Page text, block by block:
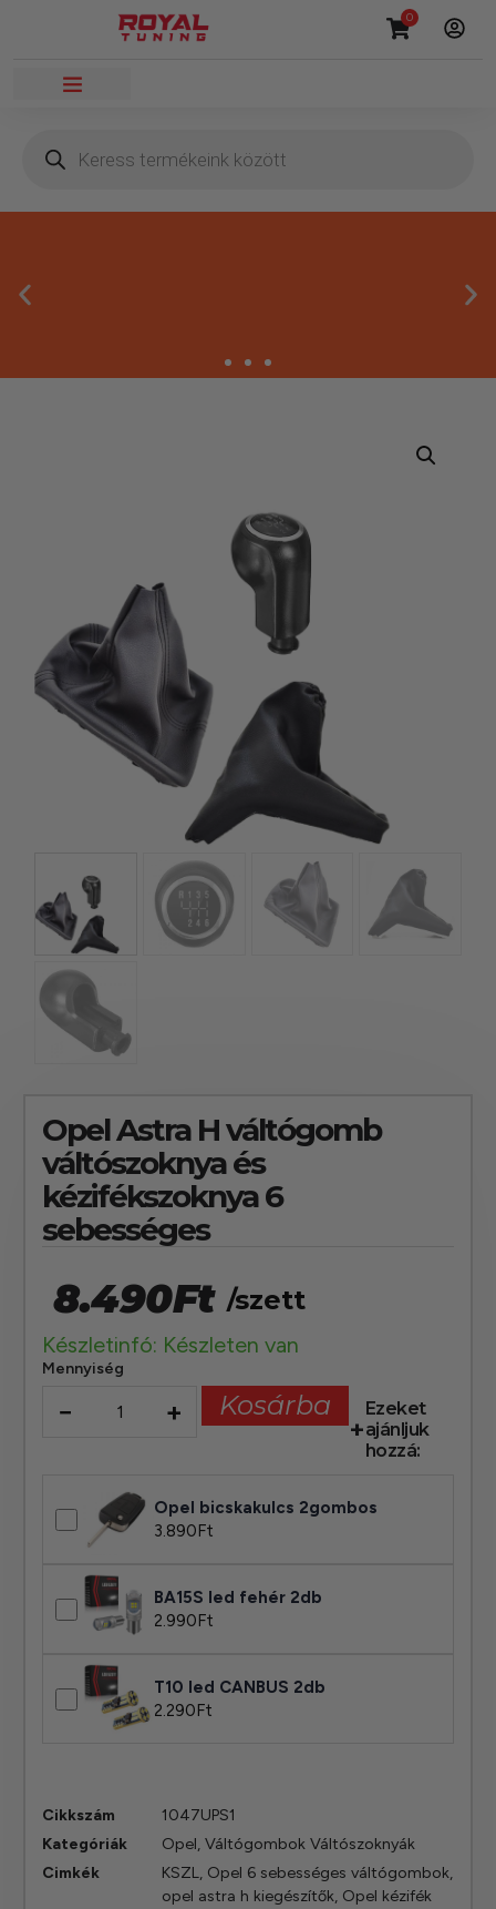
0
kézhez kapd a csomagod.
Opel Astra H váltógomb
váltószoknya és
kézifékszoknya 6
sebességes
8.490Ft /szett
Készletinfó: Készleten van
Mennyiség
− + Kosárba
Ezeket
ajánljuk
hozzá:
Opel bicskakulcs 2gombos
3.890Ft
BA15S led fehér 2db
2.990Ft
T10 led CANBUS 2db
2.290Ft
Cikkszám
1047UPS1
Kategóriák
Opel,Váltógombok Váltószoknyák
Cimkék
KSZL, Opel 6 sebességes váltógombok,
opel astra h kiegészítők, Opel kézifék